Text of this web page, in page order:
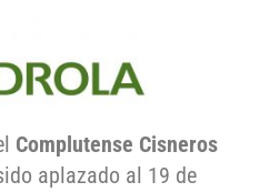
Complutense Cisneros
aplazado al 19 de